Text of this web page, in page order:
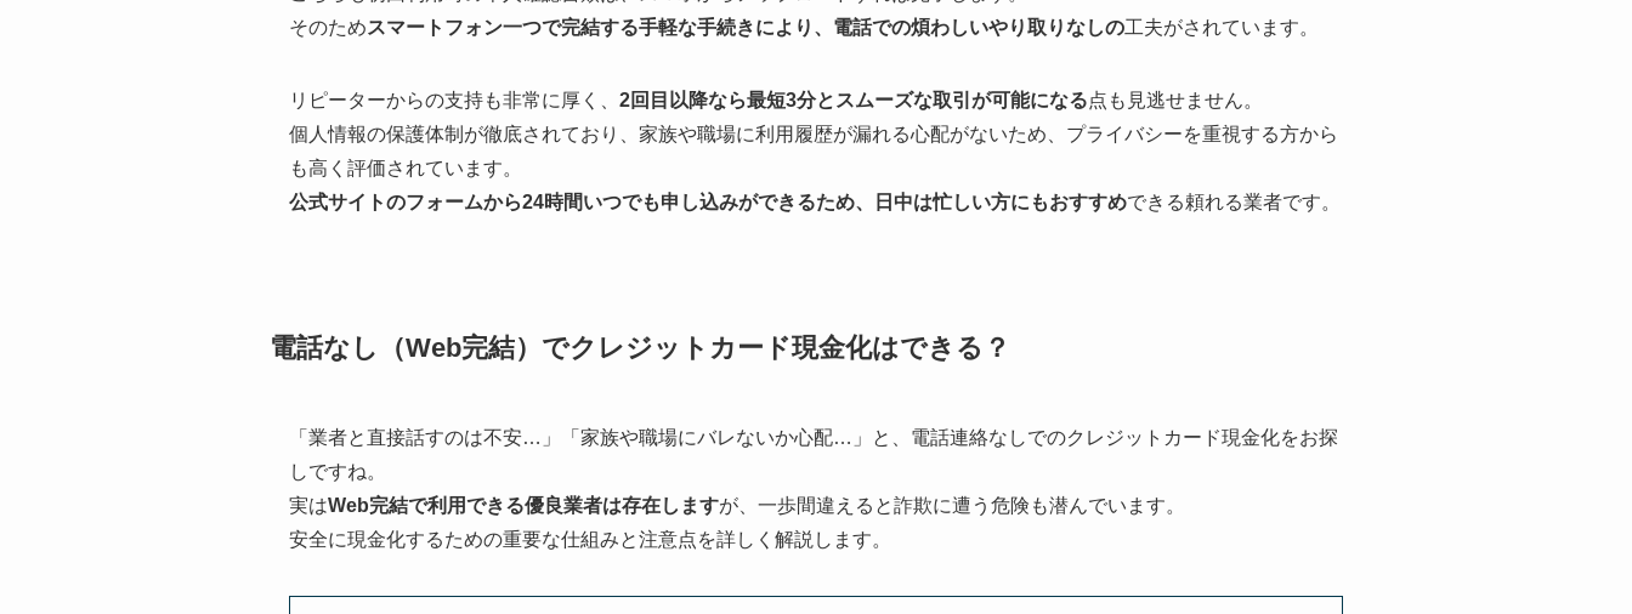
そのためスマートフォン一つで完結する手軽な手続きにより、電話での煩わしいやり取りなしの工夫がされています。
リピーターからの支持も非常に厚く、 2回目以降なら最短3分とスムーズな取引が可能になる点も見逃せません。
個人情報の保護体制が徹底されており、家族や職場に利用履歴が漏れる心配がないため、プライバシーを重視する方から
も高く評価されています。
公式サイトのフォームから24時間いつでも申し込みができるため、日中は忙しい方にもおすすめできる頼れる業者です。
電話なし（Web完結）でクレジットカード現金化はできる？
「業者と直接話すのは不安…」「家族や職場にバレないか心配…」と、電話連絡なしでのクレジットカード現金化をお探
しですね。
実はWeb完結で利用できる優良業者は存在しますが、一歩間違えると詐欺に遭う危険も潜んでいます。
安全に現金化するための重要な仕組みと注意点を詳しく解説します。